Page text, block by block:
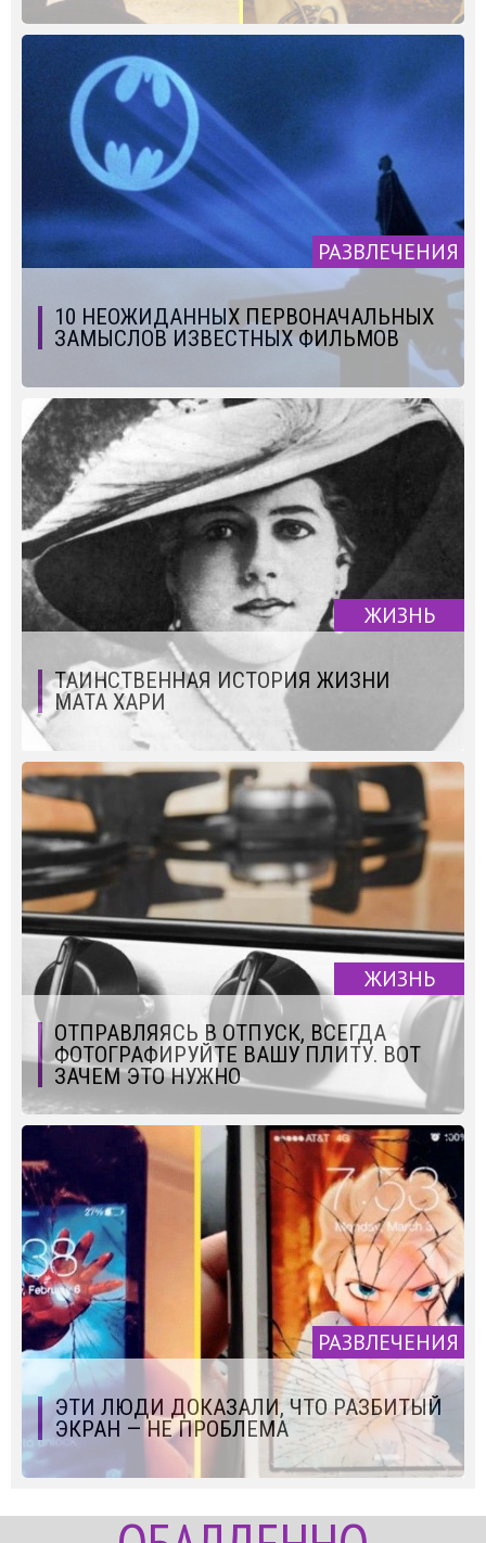
РАЗВЛЕЧЕНИЯ
10 НЕОЖИДАННЫХ ПЕРВОНАЧАЛЬНЫХ
ЗАМЫСЛОВ ИЗВЕСТНЫХ ФИЛЬМОВ
ЖИЗНЬ
ТАИНСТВЕННАЯ ИСТОРИЯ ЖИЗНИ
МАТА ХАРИ
ЖИЗНЬ
ОТПРАВЛЯЯСЬ В ОТПУСК, ВСЕГДА
ФОТОГРАФИРУЙТЕ ВАШУ ПЛИТУ. ВОТ
ЗАЧЕМ ЭТО НУЖНО
РАЗВЛЕЧЕНИЯ
ЭТИ ЛЮДИ ДОКАЗАЛИ, ЧТО РАЗБИТЫЙ
ЭКРАН — НЕ ПРОБЛЕМА